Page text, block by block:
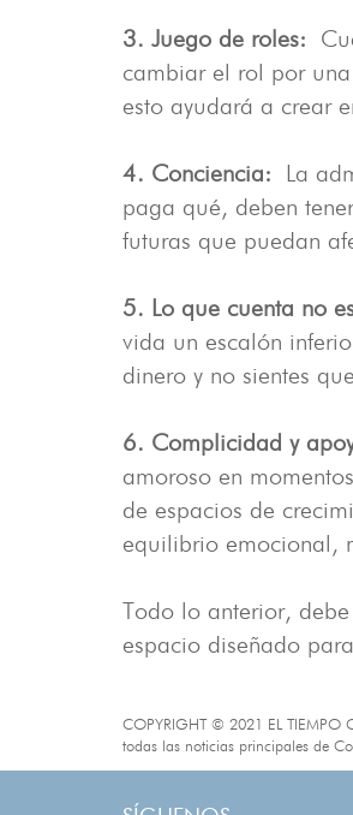
3. Juego de roles:
cambiar el rol por
esto ayudará a crear
4. Conciencia: La
paga qué, deben
futuras que puedan
5. Lo que cuenta no
vida un escalón
dinero y no sientes
6. Complicidad y
amoroso en
de espacios de
equilibrio emocional,
Todo lo anterior,
espacio diseñado
COPYRIGHT © 2021 EL TIEMPO
todas las noticias principales de